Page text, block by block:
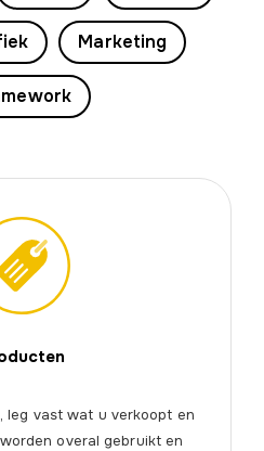
Marketing
leg vast wat u verkoopt en
overal gebruikt en